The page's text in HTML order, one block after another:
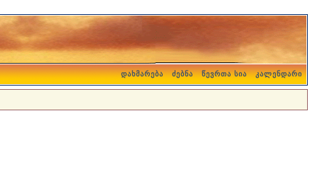
დახმარება ძებნა წევრთა სია კალენდარი